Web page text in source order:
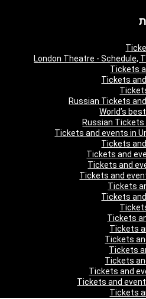
London Theatre - Schedule,
Tickets
Tickets
Russian Tickets
World’s
Russian Tickets
Tickets and events in
Tickets
Tickets and
Tickets and
Tickets and
Tickets
Tickets
Tickets
Tickets
Tickets
Tickets
Tickets
Tickets and
Tickets and
Tickets